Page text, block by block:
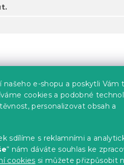
e-shopu a poskytli Vám
cookies a podobné
personalizovat obsah a
sdílíme s reklamními a
“ nám dáváte souhlas ke
cookies si můžete přizpůsobit
Žehlete dle
Krouživé pohyby mohou